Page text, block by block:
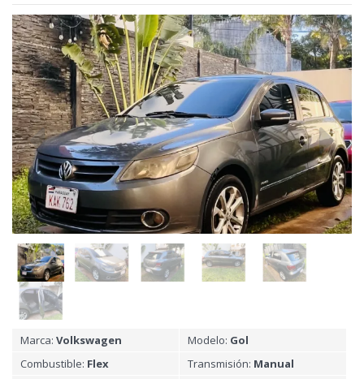
Marca: Volkswagen Modelo: Gol
Combustible: Flex Transmisión: Manual